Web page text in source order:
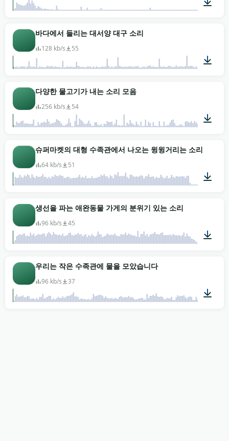
바다에서 들리는 대서양 대구 소리
128 kb/s 55
다양한 물고기가 내는 소리 모음
256 kb/s 54
06:56
슈퍼마켓의 대형 수족관에서 나오는 윙윙거리는 소리
64 kb/s 51
생선을 파는 애완동물 가게의 분위기 있는 소리
96 kb/s 45
우리는 작은 수족관에 물을 모았습니다
96 kb/s 37